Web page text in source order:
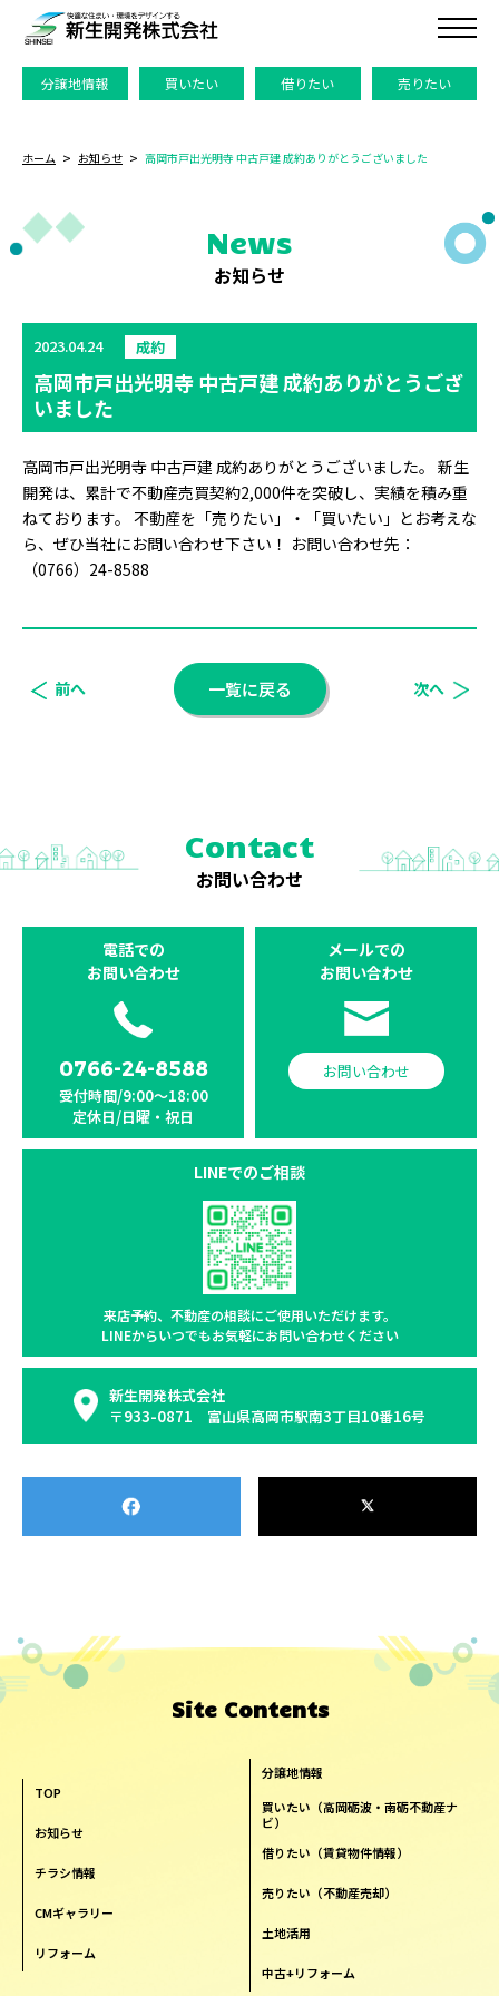
分譲地情報 買いたい 借りたい 売りたい
ホーム お知らせ 高岡市戸出光明寺 中古戸建 成約ありがとうございました
News
お知らせ
2023.04.24 成約
高岡市戸出光明寺 中古戸建 成約ありがとうござ
いました
高岡市戸出光明寺 中古戸建 成約ありがとうございました。 新生
開発は、累計で不動産売買契約2,000件を突破し、実績を積み重
ねております。 不動産を「売りたい」・「買いたい」とお考えな
ら、ぜひ当社にお問い合わせ下さい！ お問い合わせ先：
（0766）24-8588
前へ 一覧に戻る 次へ
Contact
お問い合わせ
電話での
お問い合わせ
0766-24-8588
受付時間/9:00〜18:00
定休日/日曜・祝日
メールでの
お問い合わせ
お問い合わせ
LINEでのご相談
来店予約、不動産の相談にご使用いただけます。
LINEからいつでもお気軽にお問い合わせください
新生開発株式会社
〒933-0871 富山県高岡市駅南3丁目10番16号
Site Contents
TOP
お知らせ
チラシ情報
CMギャラリー
リフォーム
分譲地情報
買いたい（高岡砺波・南砺不動産ナ
ビ）
借りたい（賃貸物件情報）
売りたい（不動産売却）
土地活用
中古+リフォーム